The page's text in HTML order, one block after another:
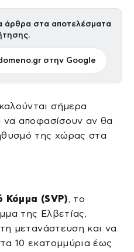
άρθρα στα αποτελέσματα
στην Google
σήμερα
να αποφασίσουν αν θα
της χώρας στα
Κόμμα (SVP), το
της Ελβετίας,
τη μετανάστευση και να
10 εκατομμύρια έως